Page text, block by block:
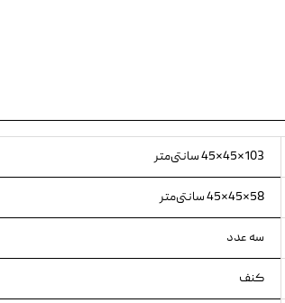
103×45×45 سانتی‌متر
58×45×45 سانتی‌متر
سه عدد
کنف